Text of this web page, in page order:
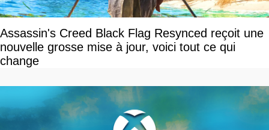
Assassin's Creed Black Flag Resynced reçoit une
nouvelle grosse mise à jour, voici tout ce qui
change